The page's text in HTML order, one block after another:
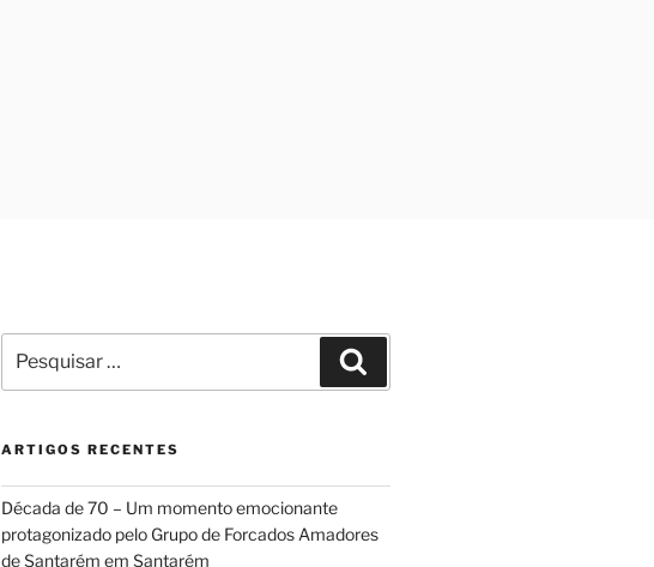
por:
ARTIGOS RECENTES
Década de 70 – Um momento emocionante
protagonizado pelo Grupo de Forcados Amadores
de Santarém em Santarém